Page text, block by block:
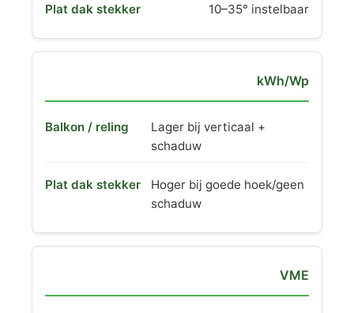
10–35° instelbaar
kWh/Wp
Lager bij verticaal +
schaduw
Hoger bij goede hoek/geen
schaduw
VME